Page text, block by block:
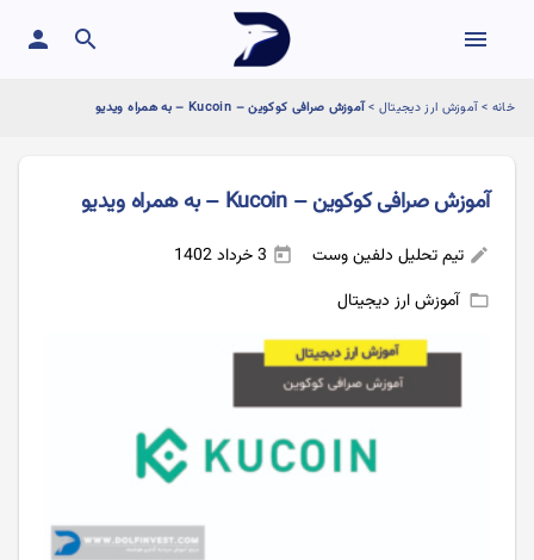
menu
search
person
خانه >آموزش ارز دیجیتال >آموزش صرافی کوکوین – Kucoin – به همراه ویدیو
آموزش صرافی کوکوین – Kucoin – به همراه ویدیو
edit تیم تحلیل دلفین وست today
folder_open آموزش ارز دیجیتال